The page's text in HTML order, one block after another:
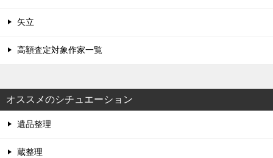
矢立
高額査定対象作家一覧
オススメのシチュエーション
遺品整理
蔵整理